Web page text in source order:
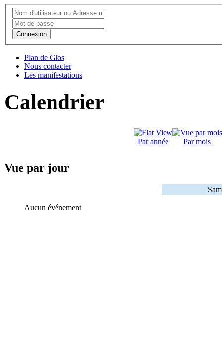
Connexion
Plan de Glos
Nous contacter
Les manifestations
Calendrier
Par année Par mois
Vue par jour
Aucun événement